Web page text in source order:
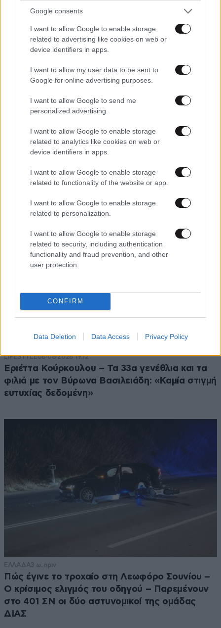
Google consents
I want to allow Google to enable storage
related to advertising like cookies on web or
device identifiers in apps.
I want to allow my user data to be sent to
Google for online advertising purposes.
I want to allow Google to send me
personalized advertising.
I want to allow Google to enable storage
related to analytics like cookies on web or
device identifiers in apps.
I want to allow Google to enable storage
related to functionality of the website or app.
I want to allow Google to enable storage
related to personalization.
I want to allow Google to enable storage
related to security, including authentication
functionality and fraud prevention, and other
user protection.
CONFIRM
Data Deletion Data Access Privacy Policy
Που πληρώνει για το πρώτο μνημόνιο;; Πόσο ....
ανόητος μπορεί να είσαι;
Απαντήστε
LIFESTYLE08·08·2026 19:12
Εριέττα Κούρκουλου – Τα 33α γενέθλια και τα
φιλιά με τον Βύρωνα Βασιλειάδη: «Καμία στιγμή
ευτυχίας δεδομένη»
ΕΛΛΑΔΑ3 ω. πριν
Πώς έγινε το τροχαίο στη Λεωφόρο Σουνίου –
Ο κρίσιμος ελιγμός του οδηγού – Παρεμένουν
στο 401 ΣΝ οι δύο αστυνομικοί της ομάδας
ΔΙΑΣ